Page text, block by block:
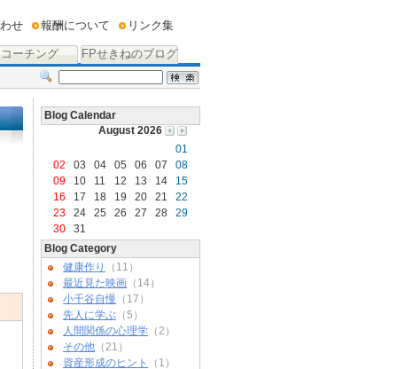
コーチング FPせきねのブログ
せ 報酬について リンク集
Blog Calendar
August 2026
01
02
03 04 05 06 07
08
09
10 11 12 13 14
15
16
17 18 19 20 21
22
23
24 25 26 27 28
29
30
31
Blog Category
健康作り
（11）
最近見た映画 （14）
小千谷自慢 （17）
先人に学ぶ （5）
人間関係の心理学 （2）
その他 （21）
資産形成のヒント
（1）